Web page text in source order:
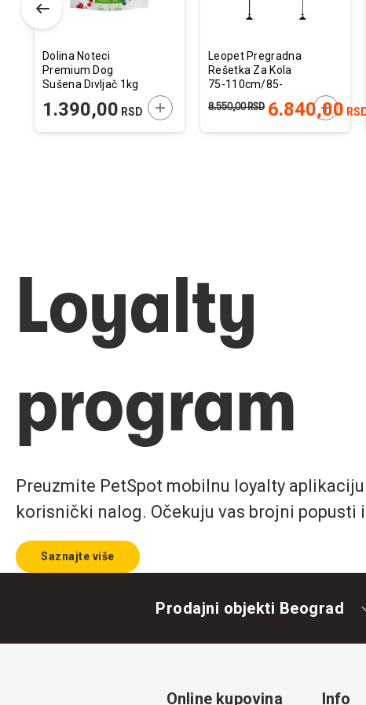
U KORPU
Dolina Noteci
Premium Dog
Sušena Divljač 1kg
1.390,00 RSD DODAJTE U KORPU
Leopet Pregradna
Rešetka Za Kola
75-110cm/85-
6.840,00
8.550,00RSD
Loyalty
program
Preuzmite PetSpot mobilnu loyalty
korisnički nalog. Očekuju vas brojni popusti
Saznajte više
Prodajni objekti Beograd
Online kupovina Info